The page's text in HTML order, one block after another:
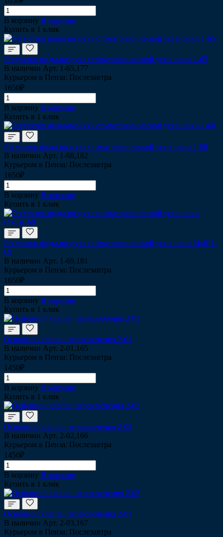
В корзину В корзине
Купить в 1 клик
Регулятор воды-воздуха стоматологической установки 1-65
В наличии Арт. 1-65,177
Курьером в Пенза: Послезавтра
1650₽
В корзину В корзине
Купить в 1 клик
Регулятор воды-воздуха стоматологической установки 1-68
В наличии Арт. 1-68,182
Курьером в Пенза: Послезавтра
1650₽
В корзину В корзине
Купить в 1 клик
Регулятор воды-воздуха стоматологической установки (4x6)1-
69
В наличии Арт. 1-69,181
Курьером в Пенза: Послезавтра
1650₽
В корзину В корзине
Купить в 1 клик
Основной клапан переключения 2-01
В наличии Арт. 2-01,165
Курьером в Пенза: Послезавтра
1450₽
В корзину В корзине
Купить в 1 клик
Основной клапан переключения 2-02
В наличии Арт. 2-02,166
Курьером в Пенза: Послезавтра
1450₽
В корзину В корзине
Купить в 1 клик
Основной клапан переключения 2-03
В наличии Арт. 2-03,167
Курьером в Пенза: Послезавтра